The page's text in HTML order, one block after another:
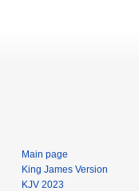
Main page
King James Version
KJV 2023